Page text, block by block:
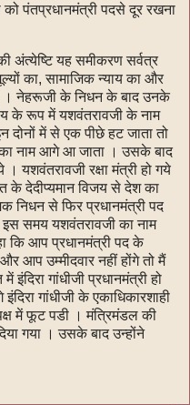
पंतप्रधानमंत्री पदसे दूर रखना
अंत्येष्टि यह समीकरण सर्वत्र
का, सामाजिक न्याय का और
। नेहरूजी के निधन के बाद उनके
के रूप में यशवंतरावजी के नाम
दोनों में से एक पीछे हट जाता तो
का नाम आगे आ जाता । उसके बाद
। यशवंतरावजी रक्षा मंत्री हो गये
देदीप्यमान विजय से देश का
निधन से फिर प्रधानमंत्री पद
इस समय यशवंतरावजी का नाम
कि आप प्रधानमंत्री पद के
आप उम्मीदवार नहीं होंगे तो मैं
गांधीजी प्रधानमंत्री हो
गांधीजी के एकाधिकारशाही
में फूट पडी । मंत्रिमंडल की
गया । उसके बाद उन्होंने
१०८
शिल्पकार १०६